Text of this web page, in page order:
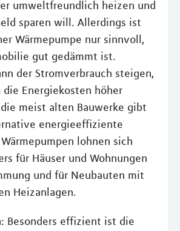
umweltfreundlich heizen und
sparen will. Allerdings ist
Wärmepumpe nur sinnvoll,
gut gedämmt ist.
der Stromverbrauch steigen,
die Energiekosten höher
meist alten Bauwerke gibt
energieeffiziente
lohnen sich
für Häuser und Wohnungen
und für Neubauten mit
Heizanlagen.
Besonders effizient ist die